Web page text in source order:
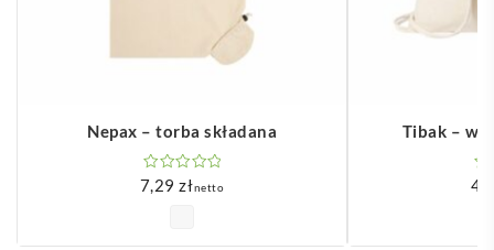
Nepax – torba składana
7,29złnetto
Tibak –